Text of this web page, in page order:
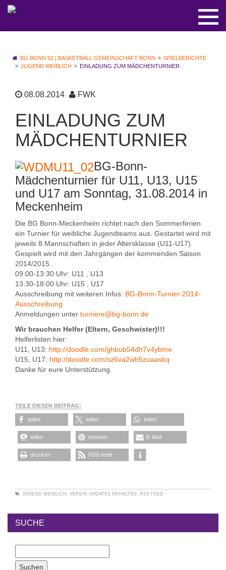
BG BONN 92 | BASKETBALL GEMEINSCHAFT BONN
SPIELBERICHTE
JUGEND WEIBLICH
EINLADUNG ZUM MÄDCHENTURNIER
08.08.2014 FWK
EINLADUNG ZUM
MÄDCHENTURNIER
BG-Bonn-
Mädchenturnier für U11, U13, U15
und U17 am Sonntag, 31.08.2014 in
Meckenheim
Die BG Bonn-Meckenheim richtet nach den Sommerferien
ein Turnier für weibliche Jugendteams aus. Gestartet wird mit
jeweils 8 Mannschaften in jeder Altersklasse (U11-U17).
Gespielt wird mit den Jahrgängen der kommenden Saison
2014/2015.
09:00-13:30 Uhr: U11 , U13
13:30-18:00 Uhr: U15 , U17
Ausschreibung mit weiteren Infos: BG-Bonn-Turnier-2014-
Ausschreibung
Anmeldungen unter turniere@bg-bonn.de
Wir brauchen Helfer (Eltern, Geschwister)!!!
Helferlisten hier:
U11, U13: http://doodle.com/ghbub54dh7v4ybme
U15, U17: http://doodle.com/sz6va2wh5zuaaskq
Danke für eure Unterstützung.
TEILE DIESEN BEITRAG:
teilen teilen teilen
teilen merken E-Mail
drucken RSS-feed
JUGEND WEIBLICH VEREIN UPDATES ERHALTEN: RSS FEED
SUCHE